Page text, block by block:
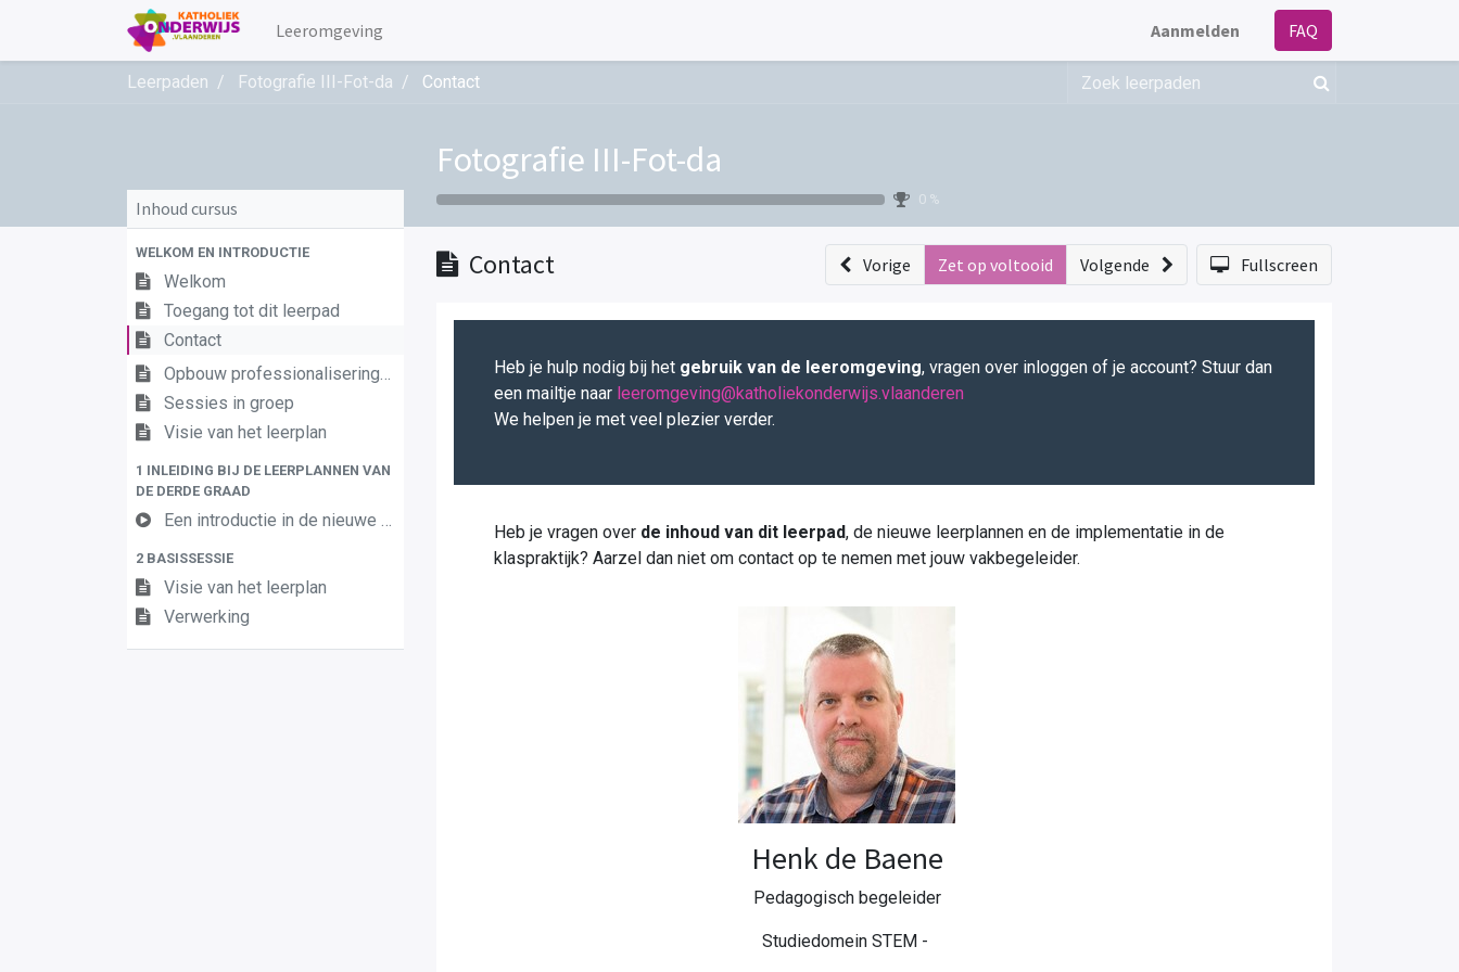
Leeromgeving Aanmelden FAQ
Leerpaden Fotografie III-Fot-da Contact
Fotografie III-Fot-da
0 %
Inhoud cursus
WELKOM EN INTRODUCTIE
Welkom
Toegang tot dit leerpad
Contact
Opbouw professionaliseringstraject
Sessies in groep
Visie van het leerplan
1 INLEIDING BIJ DE LEERPLANNEN VAN
DE DERDE GRAAD
Een introductie in de nieuwe leerplannen van de derde graad
2 BASISSESSIE
Visie van het leerplan
Verwerking
Contact Vorige Zet op voltooid Volgende Fullscreen
Heb je hulp nodig bij het gebruik van de leeromgeving, vragen over inloggen of je account? Stuur dan
een mailtje naar leeromgeving@katholiekonderwijs.vlaanderen
We helpen je met veel plezier verder.
Heb je vragen over de inhoud van dit leerpad, de nieuwe leerplannen en de implementatie in de
klaspraktijk? Aarzel dan niet om contact op te nemen met jouw vakbegeleider.
Henk de Baene
Pedagogisch begeleider
Studiedomein STEM -